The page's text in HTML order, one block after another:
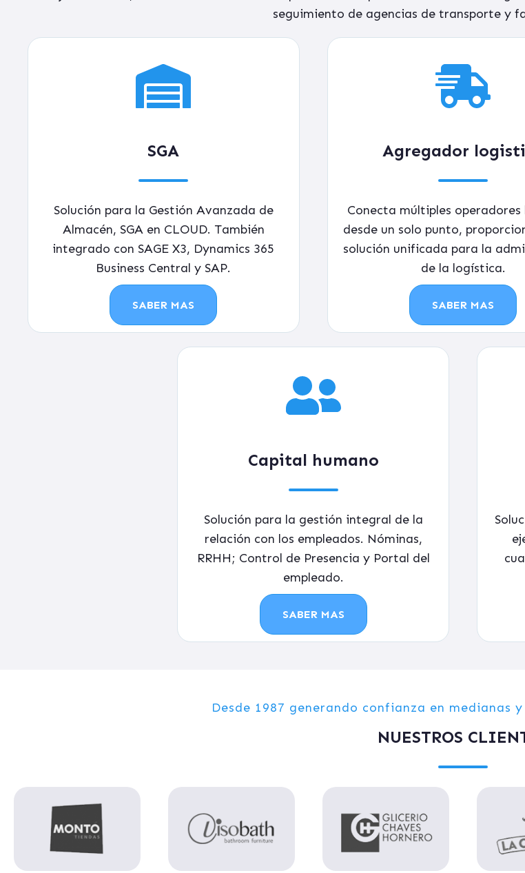
seguimiento de agencias de transporte y
SGA
Solución para la Gestión Avanzada de
Almacén, SGA en CLOUD. También
integrado con SAGE X3, Dynamics 365
Business Central y SAP.
SABER MAS
Agregador
Conecta múltiples
desde un solo punto,
solución unificada para la
de la logística.
SABER MAS
Capital humano
Solución para la gestión integral de la
relación con los empleados. Nóminas,
RRHH; Control de Presencia y Portal del
empleado.
SABER MAS
Desde 1987 generando confianza en medianas
NUESTROS